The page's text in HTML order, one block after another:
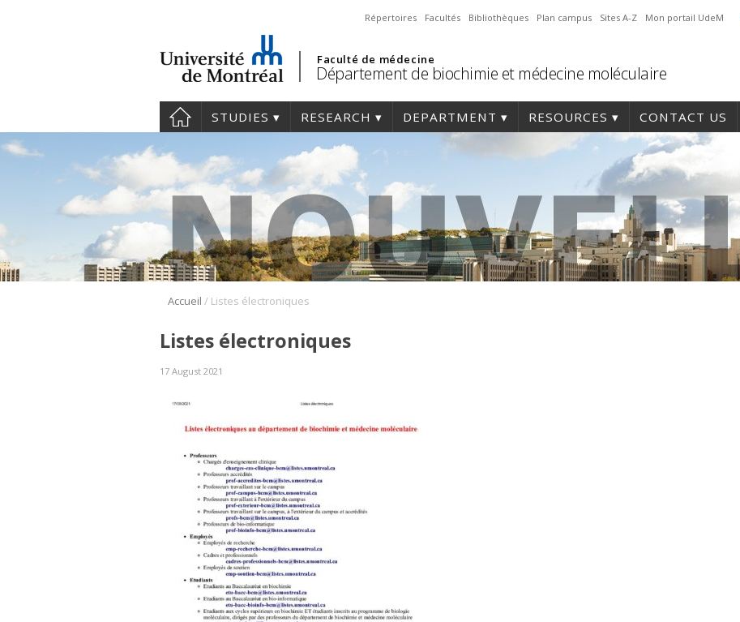
Répertoires Facultés Bibliothèques Plan campus Sites A-Z Mon portail UdeM
Faculté de médecine
Département de biochimie et médecine moléculaire
STUDIES RESEARCH DEPARTMENT RESOURCES CONTACT US
Accueil / Listes électroniques
Listes électroniques
17 August 2021